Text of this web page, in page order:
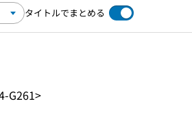
タイトルでまとめる
G261>